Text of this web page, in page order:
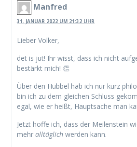
Manfred
31. JANUAR 2022 UM 21:32 UHR
Lieber Volker,
det is jut! Ihr wisst, dass ich nicht
bestärkt mich! 👏
Über den Hubbel hab ich nur kurz
bin ich zu dem gleichen Schluss
egal, wie er heißt, Hauptsache man
Jetzt hoffe ich, dass der Meilenstein
mehr alltäglich werden kann.